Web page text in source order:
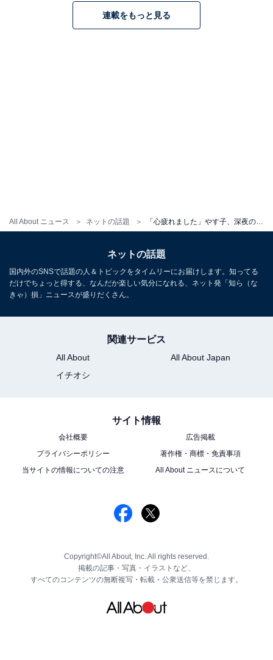
All About ニュース ネットの話題
連載をもっと見る
ネットの話題
国内外のSNSで話題の人＆トピックをタイムリーにお届けします。知ってる
だけでちょっと得する、なんだか楽しい気分になれる、ネット発「知ら（な
きゃ）損」ニュースが盛りだくさん。
関連サービス
All About
All About Japan
イチオシ
サイト情報
会社概要
広告掲載
プライバシーポリシー
著作権・商標・免責事項
当サイトの情報についての注意
All About ニュースについて
Copyright©All About, Inc. All rights reserved.
掲載の記事・写真・イラストなど、
すべてのコンテンツの無断複写・転載・公衆送信等を禁じます。